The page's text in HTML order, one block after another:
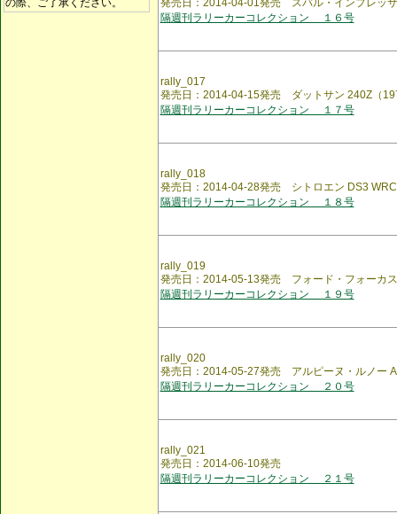
の際、ご了承ください。
発売日：2014-04-01発売 スバル・インプレッ
隔週刊ラリーカーコレクション １６号
rally_017
発売日：2014-04-15発売 ダットサン 240Z（
隔週刊ラリーカーコレクション １７号
rally_018
発売日：2014-04-28発売 シトロエン DS3
隔週刊ラリーカーコレクション １８号
rally_019
発売日：2014-05-13発売 フォード・フォーカ
隔週刊ラリーカーコレクション １９号
rally_020
発売日：2014-05-27発売 アルピーヌ・ルノー
隔週刊ラリーカーコレクション ２０号
rally_021
発売日：2014-06-10発売
隔週刊ラリーカーコレクション ２１号